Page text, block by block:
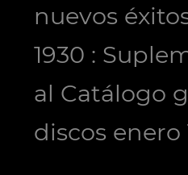
nuevos
1930 :
al Catálogo
discos enero